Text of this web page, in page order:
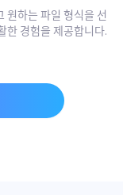
원하는 파일 형식을 선
한 경험을 제공합니다.